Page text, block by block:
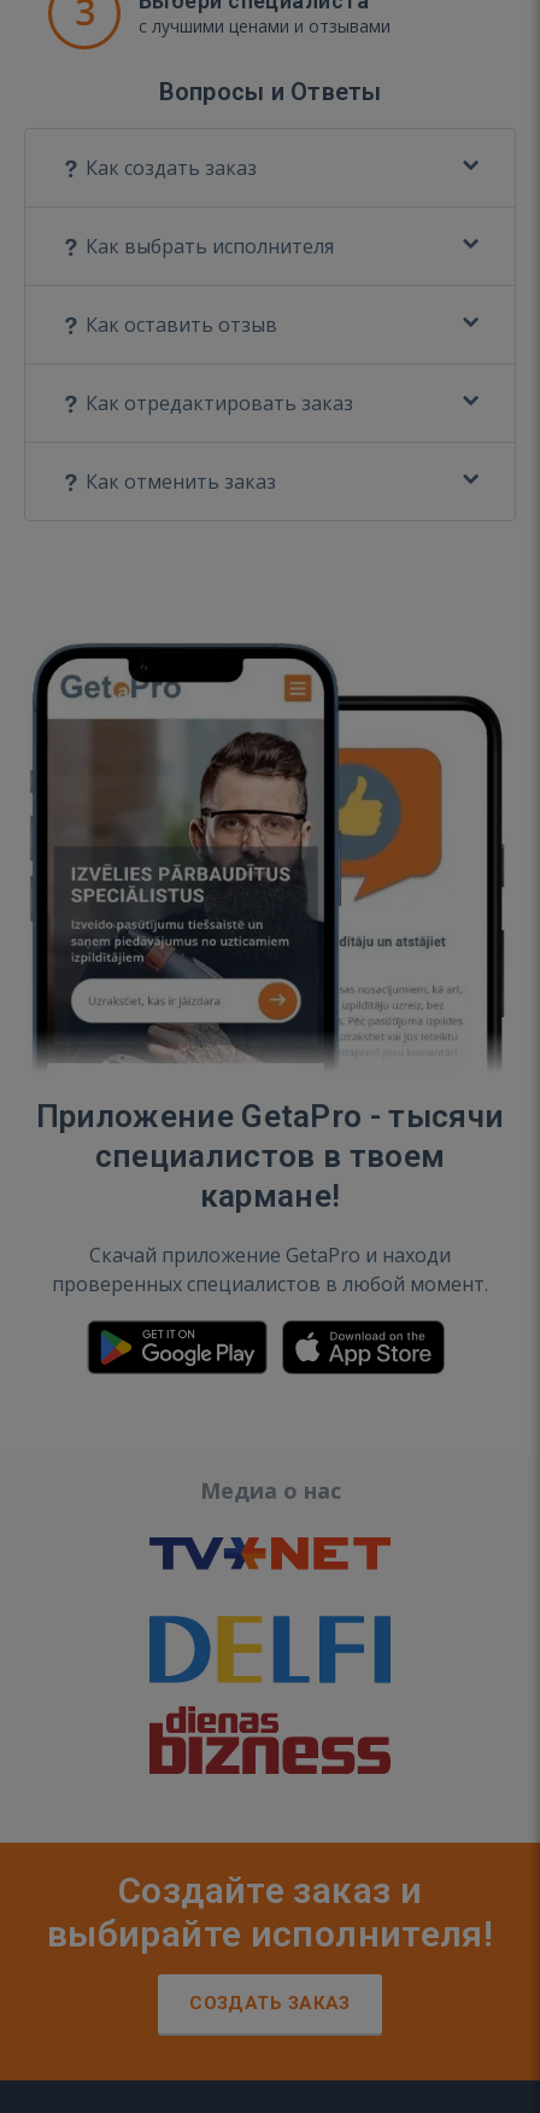
3 с лучшими ценами и отзывами
Вопросы и Ответы
Как создать заказ
Как выбрать исполнителя
Как оставить отзыв
Как отредактировать заказ
Как отменить заказ
Приложение GetaPro - тысячи
специалистов в твоем
кармане!
Скачай приложение GetaPro и находи
проверенных специалистов в любой момент.
Медиа о нас
Создайте заказ и
выбирайте исполнителя!
СОЗДАТЬ ЗАКАЗ